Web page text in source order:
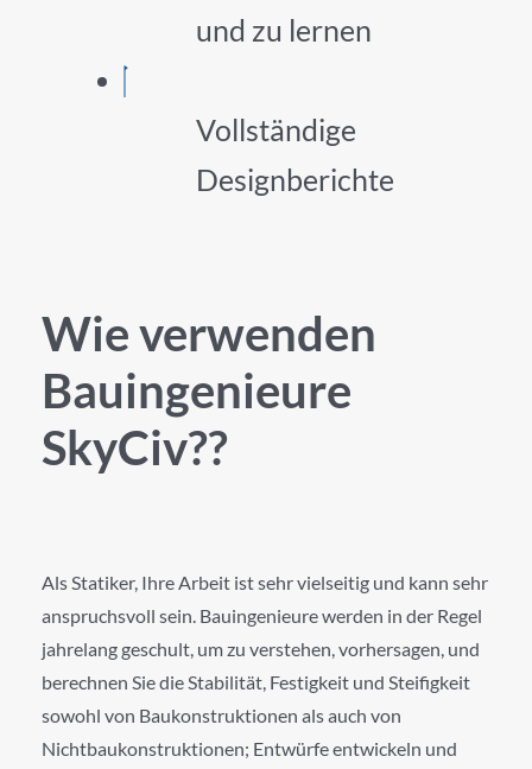
und zu lernen
Vollständige
Designberichte
Wie verwenden
Bauingenieure
SkyCiv??
Als Statiker, Ihre Arbeit ist sehr vielseitig und kann sehr
anspruchsvoll sein. Bauingenieure werden in der Regel
jahrelang geschult, um zu verstehen, vorhersagen, und
berechnen Sie die Stabilität, Festigkeit und Steifigkeit
sowohl von Baukonstruktionen als auch von
Nichtbaukonstruktionen; Entwürfe entwickeln und